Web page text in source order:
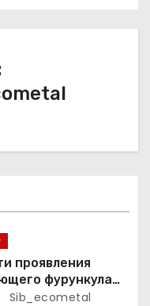
проявления
фурункула
Sib_ecometal